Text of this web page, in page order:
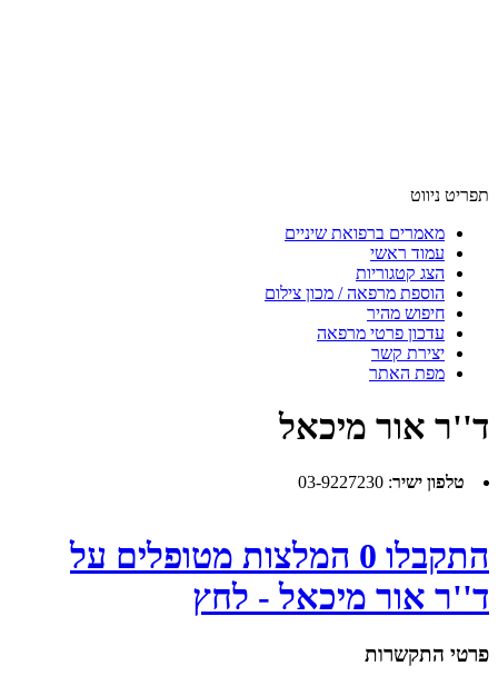
תפריט ניווט
מאמרים ברפואת שיניים
עמוד ראשי
הצג קטגוריות
הוספת מרפאה / מכון צילום
חיפוש מהיר
עדכון פרטי מרפאה
יצירת קשר
מפת האתר
ד''ר אור מיכאל
טלפון ישיר:
03-9227230
התקבלו 0 המלצות מטופלים על
ד''ר אור מיכאל - לחץ
פרטי התקשרות